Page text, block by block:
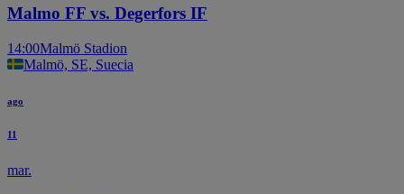
Malmo FF vs. Degerfors IF
14:00Malmö Stadion
Malmö, SE, Suecia
ago
11
mar.